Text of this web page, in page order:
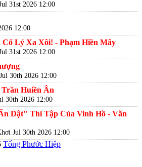
31st 2026 12:00
12:00
Lý Xa Xôi! - Phạm Hiền Mây
31st 2026 12:00
Jul 30th 2026 12:00
Huiền Ân
30th 2026 12:00
Dật" Thi Tập Của Vinh Hồ - Văn
Jul 30th 2026 12:00
Tống Phước Hiệp